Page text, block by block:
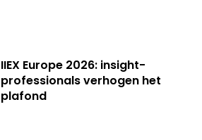
IIEX Europe 2026: insight-
professionals verhogen het
plafond